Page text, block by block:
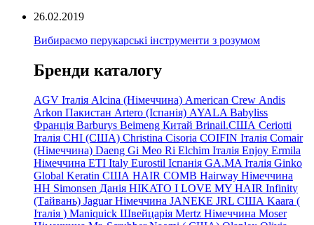
26.02.2019
Вибираємо перукарські інструменти з розумом
Бренди каталогу
AGV Італія Alcina (Німеччина) American Crew Andis
Arkon Пакистан Artero (Іспанія) AYALA Babyliss
Франція Barburys Beimeng Китай Brinail.США Ceriotti
Італія CHI (США) Christina Cisoria COIFIN Італія Comair
(Німеччина) Daeng Gi Meo Ri Elchim Італія Enjoy Ermila
Німеччина ETI Italy Eurostil Іспанія GA.MA Італія Ginko
Global Keratin США HAIR COMB Hairway Німеччина
HH Simonsen Данія HIKATO I LOVE MY HAIR Infinity
(Тайвань) Jaguar Німеччина JANEKE JRL США Kaara (
Італія ) Maniquick Швейцарія Mertz Німеччина Moser